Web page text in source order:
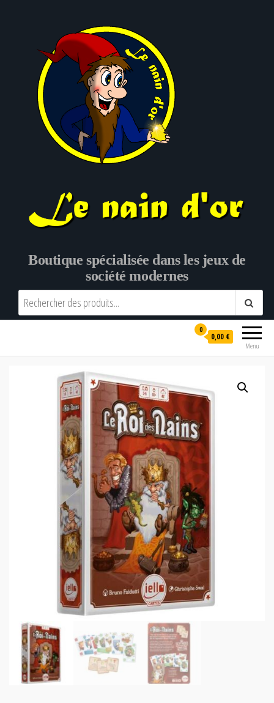
Boutique spécialisée dans les jeux de
société modernes
Menu
0
0,00 €